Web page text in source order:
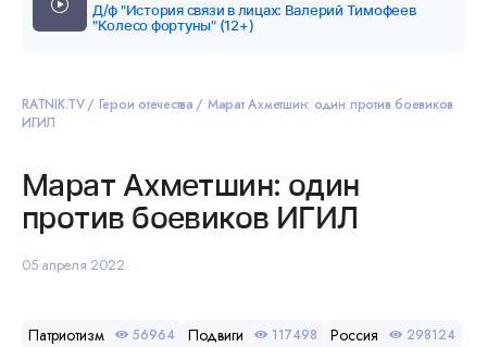
Д/ф "История связи в лицах: Валерий Тимофеев
"Колесо фортуны" (12+)
RATNIK.TV Герои отечества
Марат Ахметшин: один против боевиков
ИГИЛ
Марат Ахметшин: один
против боевиков ИГИЛ
05 апреля 2022
Патриотизм 56964 Подвиги 117498 Россия 298124